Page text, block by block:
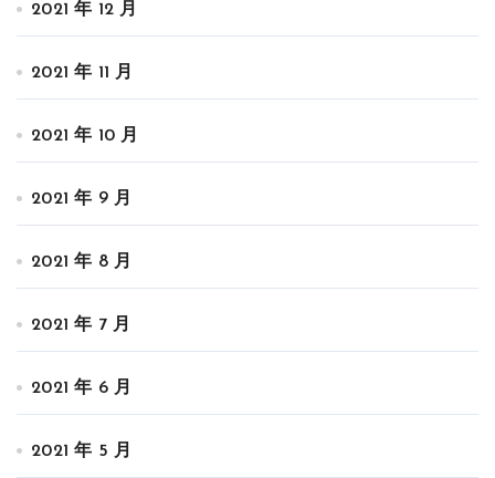
2021 年 12 月
2021 年 11 月
2021 年 10 月
2021 年 9 月
2021 年 8 月
2021 年 7 月
2021 年 6 月
2021 年 5 月